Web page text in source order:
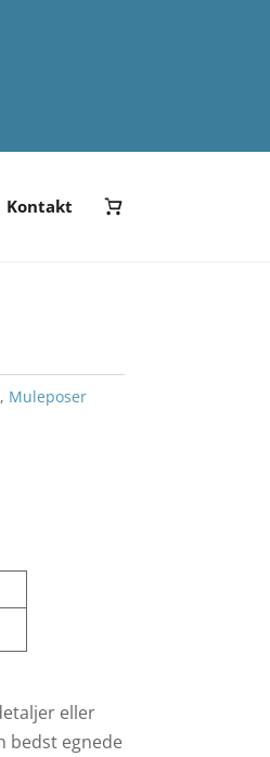
Kontakt
, Muleposer
eller
bedst egnede